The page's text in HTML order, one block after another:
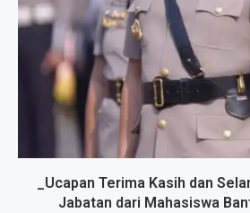
_Ucapan Terima Kasih dan
Jabatan dari Mahasiswa